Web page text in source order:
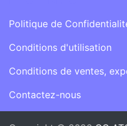
Politique de
Conditions d'utilisation
Conditions de ventes,
Contactez-nous